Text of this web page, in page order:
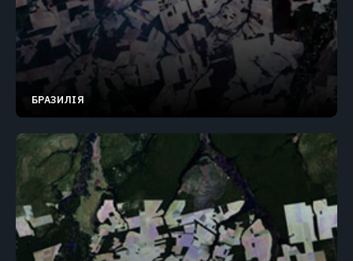
БРАЗИЛІЯ
13.34419°S 53.53809°W